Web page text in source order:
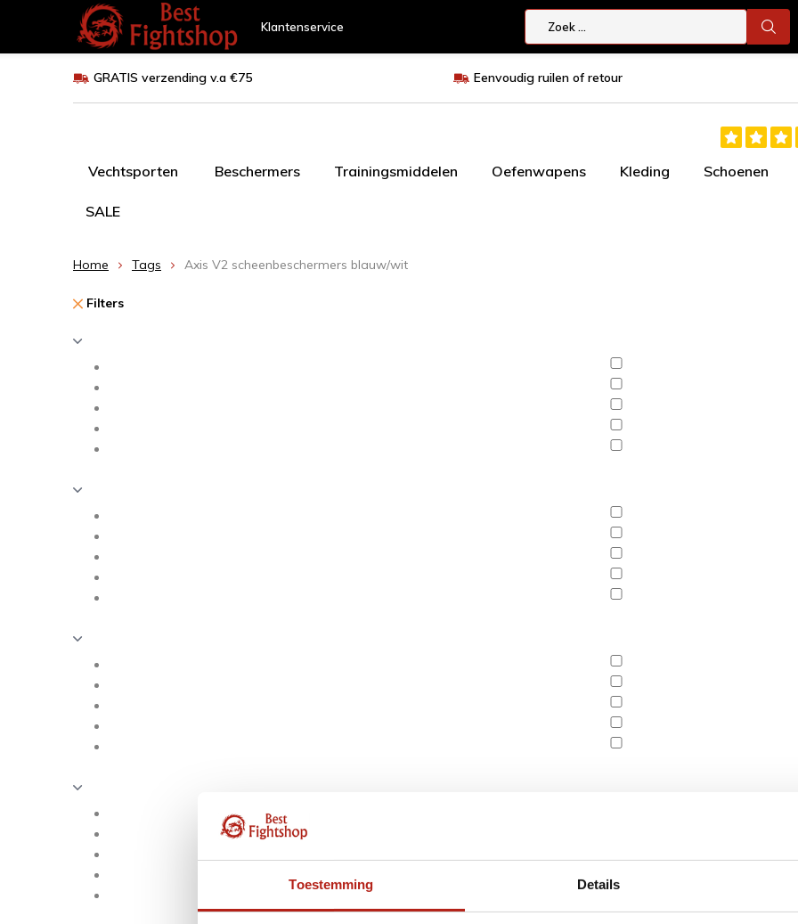
Toestemming Details
Klantenservice
GRATIS verzending v.a €75 Eenvoudig ruilen of retour
Vechtsporten Beschermers Trainingsmiddelen Oefenwapens Kleding Schoenen
SALE
Home Tags Axis V2 scheenbeschermers blauw/wit
Filters